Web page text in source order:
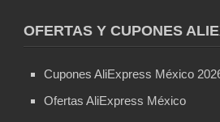
OFERTAS Y CUPONES
Cupones AliExpress México
Ofertas AliExpress México